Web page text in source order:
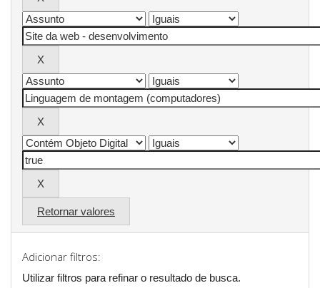
Retornar valores
Adicionar filtros:
Utilizar filtros para refinar o resultado de busca.